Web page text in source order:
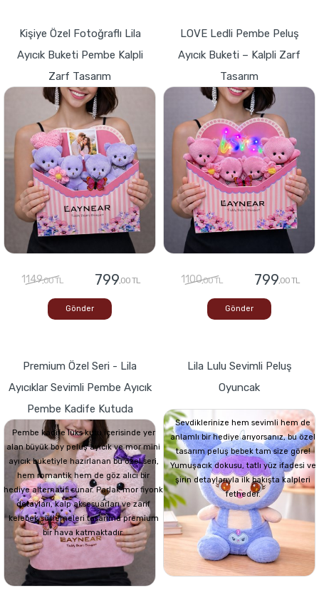
Kişiye Özel Fotoğraflı Lila
Ayıcık Buketi Pembe Kalpli
Zarf Tasarım
1149,00 TL 799,00 TL
Gönder
LOVE Ledli Pembe Peluş
Ayıcık Buketi – Kalpli Zarf
Tasarım
1100,00 TL 799,00 TL
Gönder
Premium Özel Seri - Lila
Ayıcıklar Sevimli Pembe Ayıcık
Pembe Kadife Kutuda
Pembe kadife lüks kutu içerisinde yer
alan büyük boy peluş ayıcık ve mor mini
ayıcık buketiyle hazırlanan bu özel seri,
hem romantik hem de göz alıcı bir
hediye alternatifi sunar. Parlak mor fiyonk
detayları, kalp aksesuarları ve zarif
kelebek süslemeleri tasarıma premium
bir hava katmaktadır.
Lila Lulu Sevimli Peluş
Oyuncak
Sevdiklerinize hem sevimli hem de
anlamlı bir hediye arıyorsanız, bu özel
tasarım peluş bebek tam size göre!
Yumuşacık dokusu, tatlı yüz ifadesi ve
şirin detaylarıyla ilk bakışta kalpleri
fetheder.